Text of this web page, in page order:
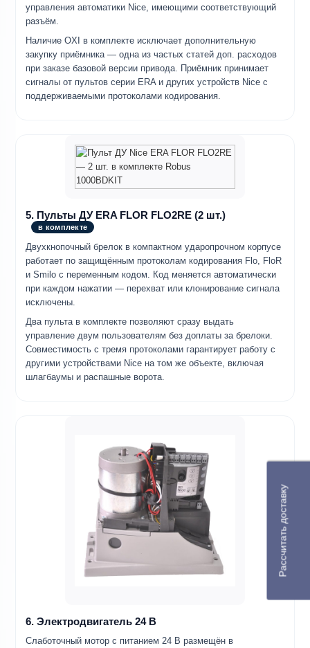
управления автоматики Nice, имеющими соответствующий
разъём.
Наличие OXI в комплекте исключает дополнительную
закупку приёмника — одна из частых статей доп. расходов
при заказе базовой версии привода. Приёмник принимает
сигналы от пультов серии ERA и других устройств Nice с
поддерживаемыми протоколами кодирования.
5. Пульты ДУ ERA FLOR FLO2RE (2 шт.)
в комплекте
Двухкнопочный брелок в компактном ударопрочном корпусе
работает по защищённым протоколам кодирования Flo, FloR
и Smilo с переменным кодом. Код меняется автоматически
при каждом нажатии — перехват или клонирование сигнала
исключены.
Два пульта в комплекте позволяют сразу выдать
управление двум пользователям без доплаты за брелоки.
Совместимость с тремя протоколами гарантирует работу с
другими устройствами Nice на том же объекте, включая
шлагбаумы и распашные ворота.
6. Электродвигатель 24 В
Слаботочный мотор с питанием 24 В размещён в
Рассчитать доставку